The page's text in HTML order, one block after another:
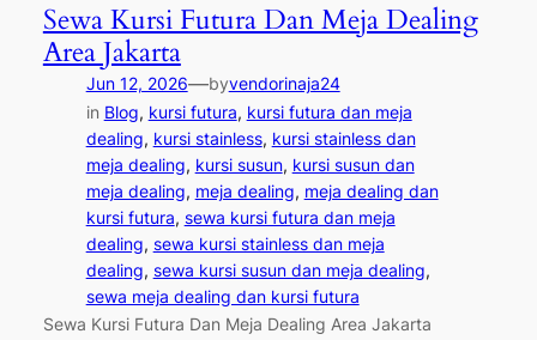
Sewa Kursi Futura Dan Meja Dealing
Area Jakarta
Jun 12, 2026—byvendorinaja24
in Blog, kursi futura, kursi futura dan meja
dealing, kursi stainless, kursi stainless dan
meja dealing, kursi susun, kursi susun dan
meja dealing, meja dealing, meja dealing dan
kursi futura, sewa kursi futura dan meja
dealing, sewa kursi stainless dan meja
dealing, sewa kursi susun dan meja dealing
sewa meja dealing dan kursi futura
Sewa Kursi Futura Dan Meja Dealing Area Jakarta